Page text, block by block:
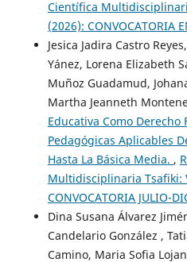
Científica
(2026): CONVOCATORIA
Jesica Jadira Castro
Yánez, Lorena Elizabeth
Muñoz Guadamud,
Martha Jeanneth
Educativa Como
Pedagógicas Aplicables
Hasta La Básica Media. ,
Multidisciplinaria Tsafiki:
CONVOCATORIA JULIO-
Dina Susana Álvarez
Candelario González ,
Camino, Maria Sofia